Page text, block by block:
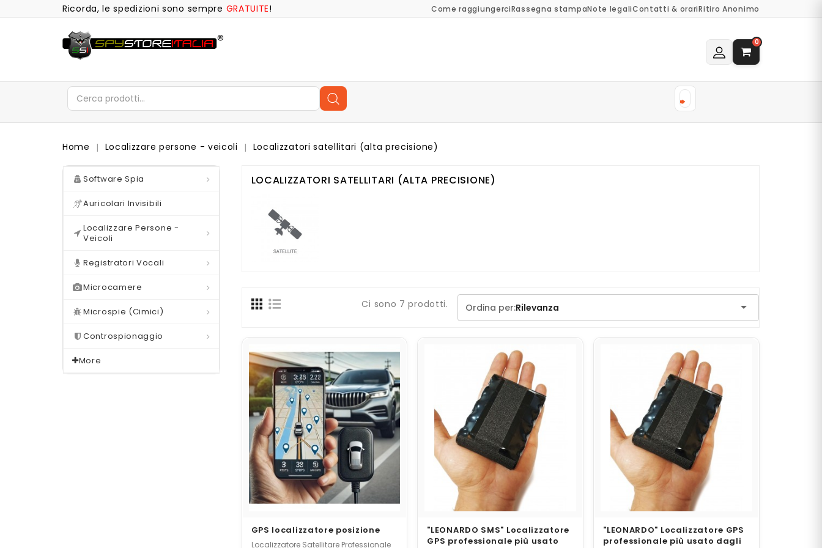
Ricorda, le spedizioni sono sempre GRATUITE! Come raggiungerciRassegna stampaNote legaliContatti & orariRitiro Anonimo
0
Home Localizzare persone - veicoli Localizzatori satellitari (alta precisione)
Software Spia
Auricolari Invisibili
Localizzare Persone -
Veicoli
Registratori Vocali
Microcamere
Microspie (Cimici)
Controspionaggio
More
LOCALIZZATORI SATELLITARI (ALTA PRECISIONE)
Ci sono 7 prodotti. Ordina per:Rilevanza 
GPS localizzatore posizione
Localizzatore Satellitare Professionale
"LEONARDO SMS" Localizzatore
GPS professionale più usato
"LEONARDO" Localizzatore GPS
professionale più usato dagli